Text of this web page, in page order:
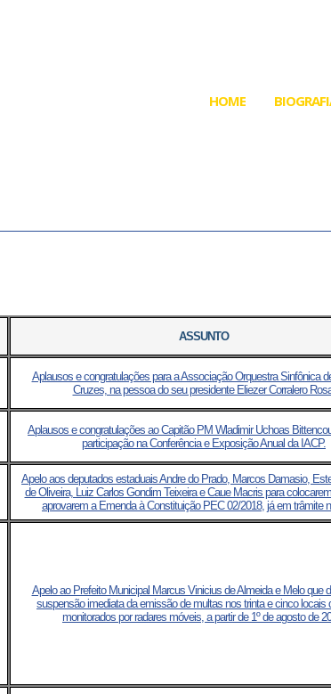
HOME
ASSUNTO
Aplausos e congratulações para a Associação Orquestra Sinfônica
Cruzes, na pessoa do seu presidente Eliezer Corralero
Aplausos e congratulações ao Capitão PM Wladimir Uchoas
participação na Conferência e Exposição Anual da IACP.
Apelo aos deputados estaduais Andre do Prado, Marcos Damasio,
de Oliveira, Luiz Carlos Gondim Teixeira e Caue Macris para
aprovarem a Emenda à Constituição PEC 02/2018, já em trâmite
Apelo ao Prefeito Municipal Marcus Vinicius de Almeida e Melo que
suspensão imediata da emissão de multas nos trinta e cinco locais
monitorados por radares móveis, a partir de 1º de agosto de